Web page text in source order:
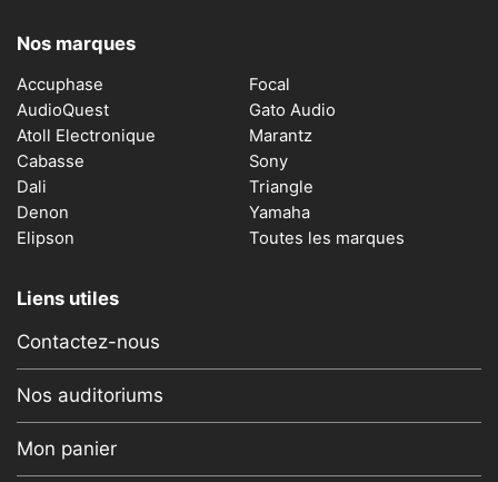
Nos marques
Accuphase
AudioQuest
Atoll Electronique
Cabasse
Dali
Denon
Elipson
Focal
Gato Audio
Marantz
Sony
Triangle
Yamaha
Toutes les marques
Liens utiles
Contactez-nous
Nos auditoriums
Mon panier